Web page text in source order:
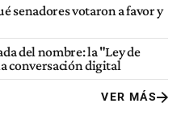
senadores votaron a favor y
del nombre: la "Ley de
conversación digital
VER MÁS